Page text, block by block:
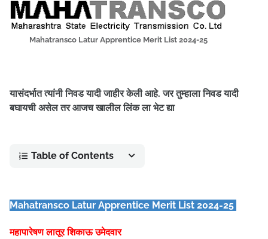
Mahatransco Latur Apprentice Merit List 2024-25
यासंदर्भात त्यांनी निवड यादी जाहीर केली आहे. जर तुम्हाला निवड यादी
बघायची असेल तर आजच खालील लिंक ला भेट द्या
Table of Contents
Mahatransco Latur Apprentice Merit List 2024-25
महापारेषण लातूर शिकाऊ उमेदवार